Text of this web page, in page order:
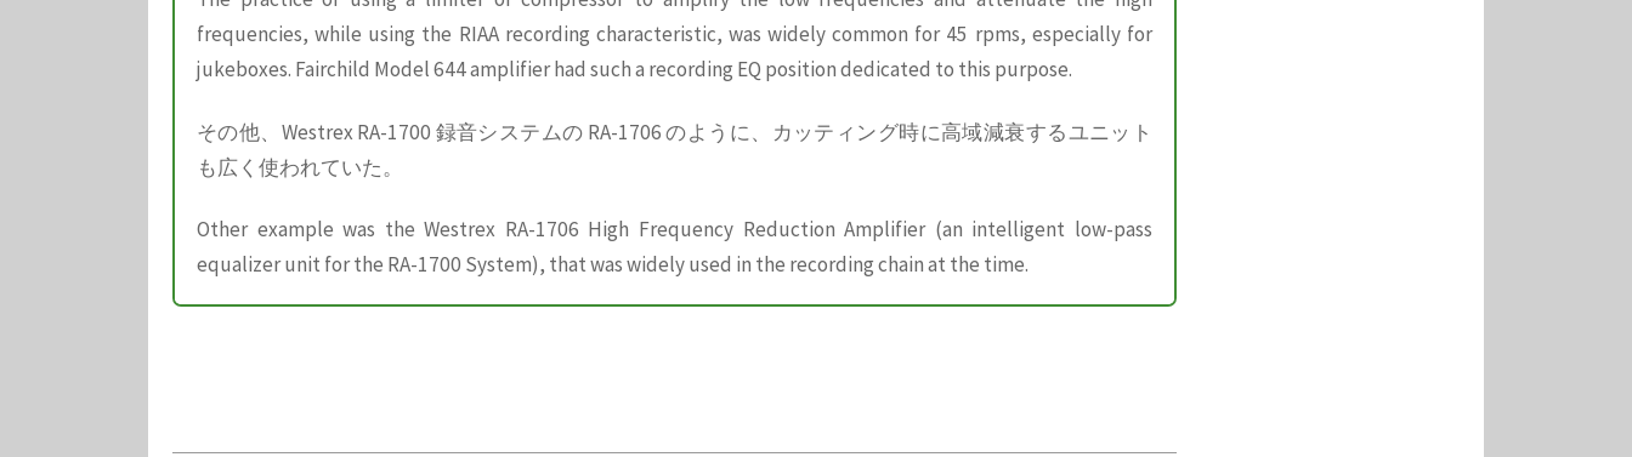
frequencies, while using the RIAA recording characteristic, was widely common for 45 rpms, especially for
jukeboxes. Fairchild Model 644 amplifier had such a recording EQ position dedicated to this purpose.
その他、Westrex RA-1700 録音システムの RA-1706 のように、カッティング時に高域減衰するユニット
も広く使われていた。
Other example was the Westrex RA-1706 High Frequency Reduction Amplifier (an intelligent low-pass
equalizer unit for the RA-1700 System), that was widely used in the recording chain at the time.